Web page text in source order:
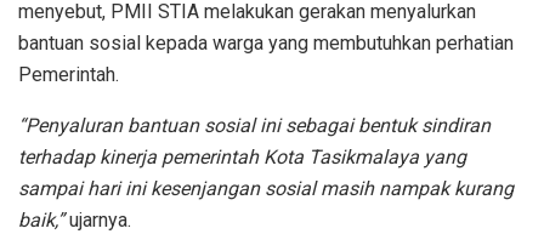
menyebut, PMII STIA melakukan gerakan menyalurkan
bantuan sosial kepada warga yang membutuhkan perhatian
Pemerintah.
“Penyaluran bantuan sosial ini sebagai bentuk sindiran
terhadap kinerja pemerintah Kota Tasikmalaya yang
sampai hari ini kesenjangan sosial masih nampak kurang
baik,”ujarnya.